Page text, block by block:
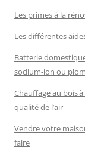
Les primes à la
Les différentes
Batterie
sodium-ion ou
Chauffage au bois
qualité de l’air
Vendre votre
faire